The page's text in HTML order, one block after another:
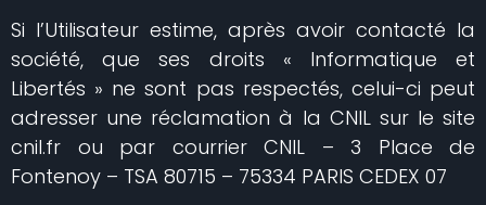
Si l’Utilisateur estime, après avoir contacté la
société, que ses droits « Informatique et
Libertés » ne sont pas respectés, celui-ci peut
adresser une réclamation à la CNIL sur le site
cnil.fr ou par courrier CNIL – 3 Place de
Fontenoy – TSA 80715 – 75334 PARIS CEDEX 07